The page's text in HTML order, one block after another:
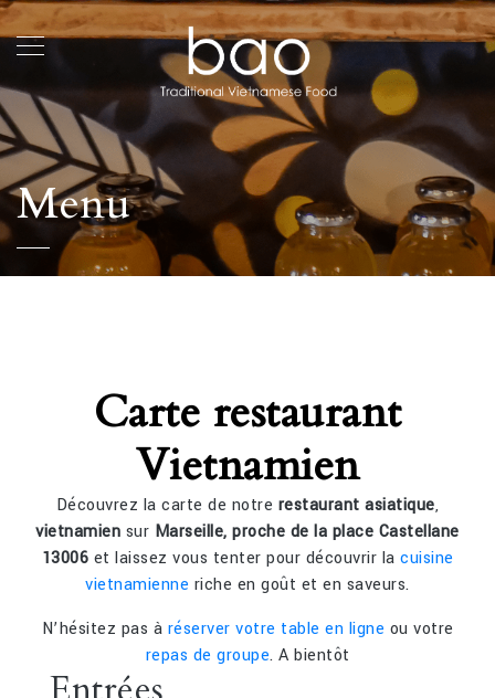
Menu
Carte restaurant
Vietnamien
Découvrez la carte de notre restaurant asiatique,
vietnamien sur Marseille, proche de la place Castellane
13006 et laissez vous tenter pour découvrir la cuisine
vietnamienne riche en goût et en saveurs.
N’hésitez pas à réserver votre table en ligne ou votre
repas de groupe. A bientôt